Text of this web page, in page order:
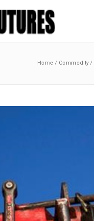
Home / Commodity /